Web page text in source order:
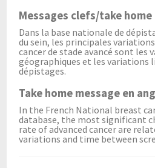
Messages clefs/take home
Dans la base nationale de
du sein, les principales
cancer de stade avancé sont les
géographiques et les variations
dépistages.
Take home message en
In the French National breast
database, the most significant
rate of advanced cancer are
variations and time between